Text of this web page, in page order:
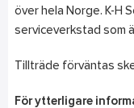
över hela Norge. K-H
serviceverkstad som
Tillträde förväntas
För ytterligare